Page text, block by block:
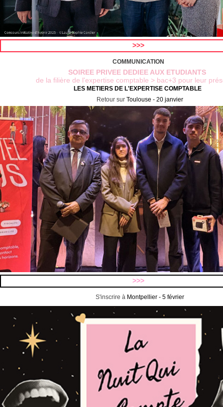
>>>
COMMUNICATION
SOIREE PRIVEE DEDIEE AUX ETUDIANTS
de la filière de l'expertise comptable > bac+3 pour leur
LES METIERS DE L'EXPERTISE COMPTABLE
Retour sur Toulouse - 20 janvier
>>>
S'inscrire à Montpellier - 5 février